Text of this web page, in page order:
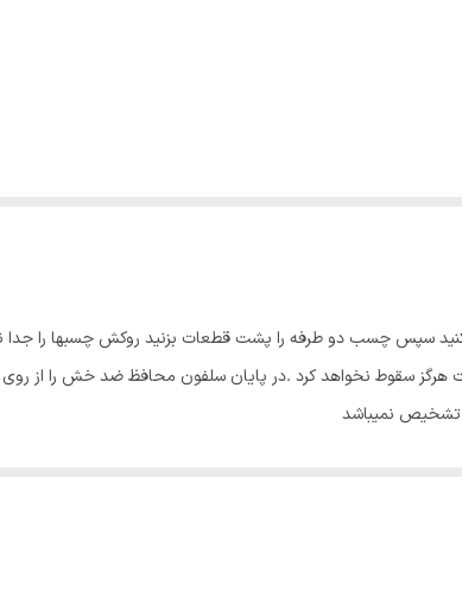
کنید سپس چسب دو طرفه را پشت قطعات بزنید روکش چسبها را
سقوط نخواهد کرد .در پایان سلفون محافظ ضد خش را از روی
تشخیص نمیباشد